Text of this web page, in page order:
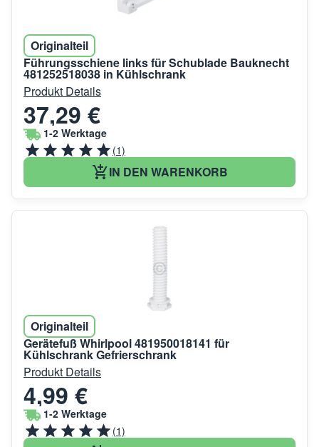
Originalteil
Führungsschiene links für Schublade Bauknecht
481252518038 in Kühlschrank
Produkt Details
37,29 €
1-2 Werktage
(1)
IN DEN WARENKORB
Originalteil
Gerätefuß Whirlpool 481950018141 für
Kühlschrank Gefrierschrank
Produkt Details
4,99 €
1-2 Werktage
(1)